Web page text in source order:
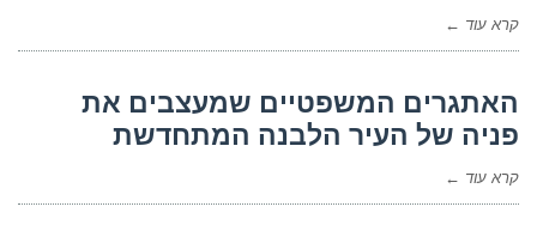
קרא עוד ←
האתגרים המשפטיים שמעצבים את
פניה של העיר הלבנה המתחדשת
קרא עוד ←